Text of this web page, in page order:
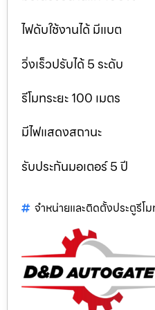
ไฟดับใช้งานได้ มีแบต
วิ่งเร็วปรับได้ 5 ระดับ
รีโมทระยะ 100 เมตร
มีไฟแสดงสถานะ
รับประกันมอเตอร์ 5 ปี
จำหน่ายและติดตั้งประตูรีโ